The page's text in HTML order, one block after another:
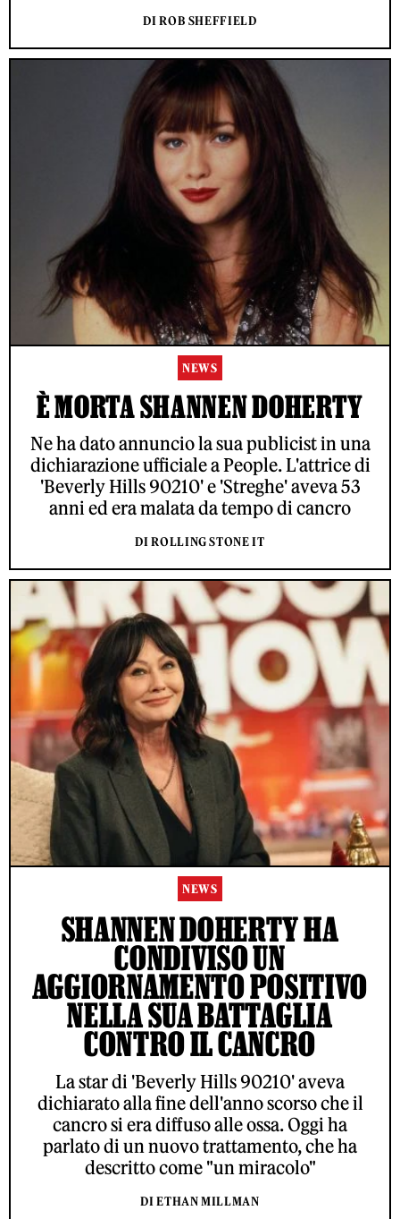
DI ROB SHEFFIELD
NEWS
È MORTA SHANNEN DOHERTY
Ne ha dato annuncio la sua publicist in una
dichiarazione ufficiale a People. L'attrice di
'Beverly Hills 90210' e 'Streghe' aveva 53
anni ed era malata da tempo di cancro
DI ROLLING STONE IT
NEWS
SHANNEN DOHERTY HA
CONDIVISO UN
AGGIORNAMENTO POSITIVO
NELLA SUA BATTAGLIA
CONTRO IL CANCRO
La star di 'Beverly Hills 90210' aveva
dichiarato alla fine dell'anno scorso che il
cancro si era diffuso alle ossa. Oggi ha
parlato di un nuovo trattamento, che ha
descritto come "un miracolo"
DI ETHAN MILLMAN